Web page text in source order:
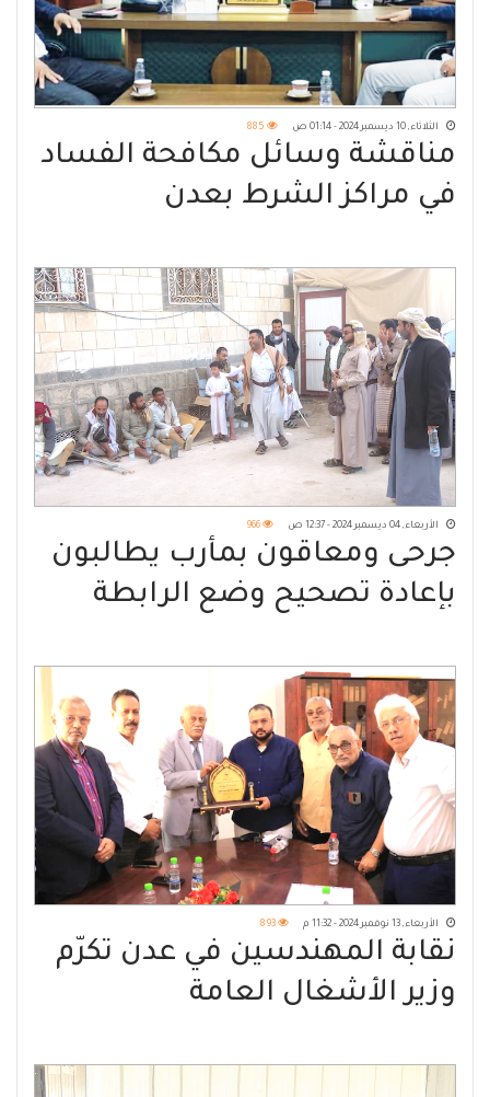
الثلاثاء, 10 ديسمبر 2024 - 01:14 ص 885
مناقشة وسائل مكافحة الفساد
في مراكز الشرط بعدن
الأربعاء, 04 ديسمبر 2024 - 12:37 ص 966
جرحى ومعاقون بمأرب يطالبون
بإعادة تصحيح وضع الرابطة
الأربعاء, 13 نوفمبر 2024 - 11:32 م 893
نقابة المهندسين في عدن تكرّم
وزير الأشغال العامة